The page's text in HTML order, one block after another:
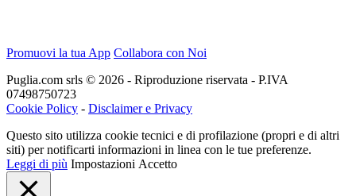
Promuovi la tua App Collabora con Noi
Puglia.com srls © 2026 - Riproduzione riservata - P.IVA
07498750723
Cookie Policy - Disclaimer e Privacy
Questo sito utilizza cookie tecnici e di profilazione (propri e di altri
siti) per notificarti informazioni in linea con le tue preferenze.
Leggi di più Impostazioni Accetto